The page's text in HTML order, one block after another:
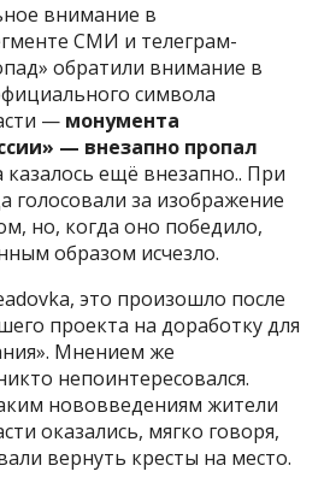
внимание в
СМИ и телеграм-
обратили внимание в
символа
— монумента
— внезапно пропал
казалось ещё внезапно.. При
голосовали за изображение
но, когда оно победило,
образом исчезло.
это произошло после
проекта на доработку для
Мнением же
непоинтересовался.
нововведениям жители
оказались, мягко говоря,
вернуть кресты на место.